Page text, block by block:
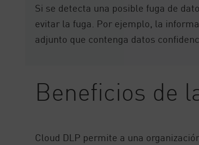
Si se detecta una posible fuga de
evitar la fuga. Por ejemplo, la
adjunto que contenga datos
Beneficios de
Cloud DLP permite a una